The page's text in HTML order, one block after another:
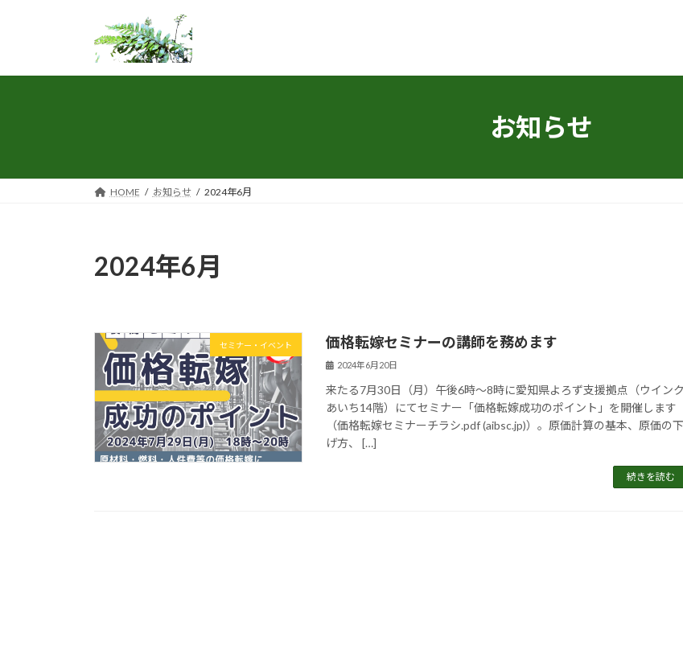
プ
動
お知らせ
HOME お知らせ 2024年6月
2024年6月
セミナー・イベント 価格転嫁セミナーの講師を務めます
2024年6月20日
来たる7月30日（月）午後6時～8時に愛知県よろず支援拠点（ウインク
あいち14階）にてセミナー「価格転嫁成功のポイント」を開催します
（価格転嫁セミナーチラシ.pdf (aibsc.jp)）。原価計算の基本、原価の下
げ方、 […]
続きを読む